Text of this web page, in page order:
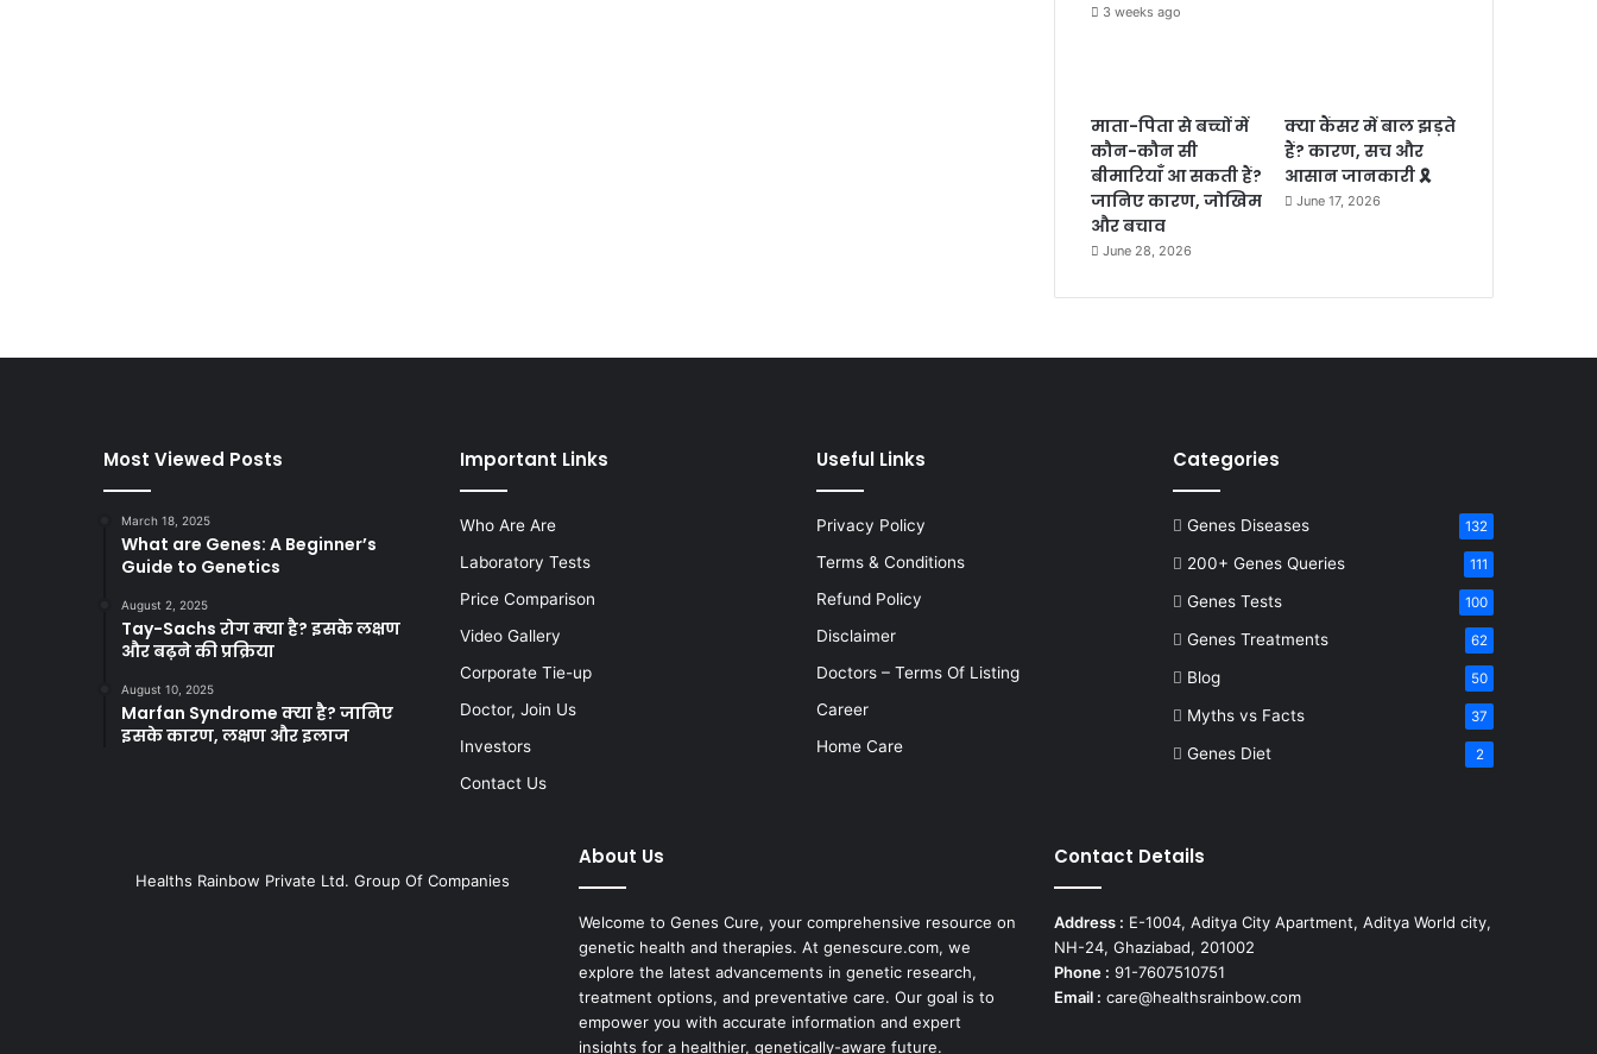
3 weeks ago
माता-पिता से बच्चों में
कौन-कौन सी
बीमारियाँ आ सकती हैं?
जानिए कारण, जोखिम
और बचाव
June 28, 2026
क्या कैंसर में बाल झड़ते
हैं? कारण, सच और
आसान जानकारी 🎗️
June 17, 2026
Most Viewed Posts
March 18, 2025
What are Genes: A Beginner’s
Guide to Genetics
August 2, 2025
Tay-Sachs रोग क्या है? इसके लक्षण
और बढ़ने की प्रक्रिया
August 10, 2025
Marfan Syndrome क्या है? जानिए
इसके कारण, लक्षण और इलाज
Important Links
Who Are Are
Laboratory Tests
Price Comparison
Video Gallery
Corporate Tie-up
Doctor, Join Us
Investors
Contact Us
Useful Links
Privacy Policy
Terms & Conditions
Refund Policy
Disclaimer
Doctors – Terms Of Listing
Career
Home Care
Categories
Genes Diseases 132
200+ Genes Queries 111
Genes Tests 100
Genes Treatments 62
Blog 50
Myths vs Facts 37
Genes Diet 2
Healths Rainbow Private Ltd. Group Of Companies
About Us
Welcome to Genes Cure, your comprehensive resource on
genetic health and therapies. At genescure.com, we
explore the latest advancements in genetic research,
treatment options, and preventative care. Our goal is to
empower you with accurate information and expert
insights for a healthier, genetically-aware future.
Contact Details
Address : E-1004, Aditya City Apartment, Aditya World city,
NH-24, Ghaziabad, 201002
Phone : 91-7607510751
Email : care@healthsrainbow.com